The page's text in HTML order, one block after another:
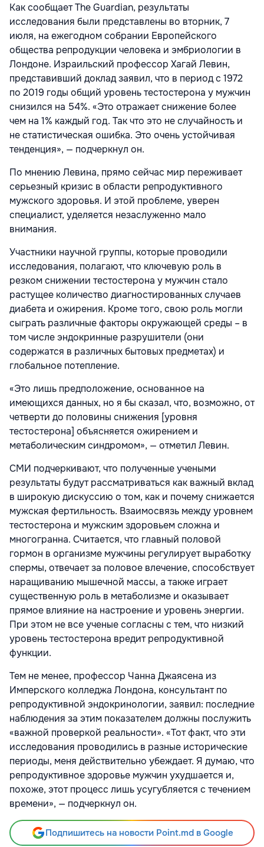
Как сообщает The Guardian, результаты
исследования были представлены во вторник, 7
июля, на ежегодном собрании Европейского
общества репродукции человека и эмбриологии в
Лондоне. Израильский профессор Хагай Левин,
представивший доклад заявил, что в период с 1972
по 2019 годы общий уровень тестостерона у мужчин
снизился на 54%. «Это отражает снижение более
чем на 1% каждый год. Так что это не случайность и
не статистическая ошибка. Это очень устойчивая
тенденция», — подчеркнул он.
По мнению Левина, прямо сейчас мир переживает
серьезный кризис в области репродуктивного
мужского здоровья. И этой проблеме, уверен
специалист, уделяется незаслуженно мало
внимания.
Участники научной группы, которые проводили
исследования, полагают, что ключевую роль в
резком снижении тестостерона у мужчин стало
растущее количество диагностированных случаев
диабета и ожирения. Кроме того, свою роль могли
сыграть различные факторы окружающей среды – в
том числе эндокринные разрушители (они
содержатся в различных бытовых предметах) и
глобальное потепление.
«Это лишь предположение, основанное на
имеющихся данных, но я бы сказал, что, возможно, от
четверти до половины снижения [уровня
тестостерона] объясняется ожирением и
метаболическим синдромом», — отметил Левин.
СМИ подчеркивают, что полученные учеными
результаты будут рассматриваться как важный вклад
в широкую дискуссию о том, как и почему снижается
мужская фертильность. Взаимосвязь между уровнем
тестостерона и мужским здоровьем сложна и
многогранна. Считается, что главный половой
гормон в организме мужчины регулирует выработку
спермы, отвечает за половое влечение, способствует
наращиванию мышечной массы, а также играет
существенную роль в метаболизме и оказывает
прямое влияние на настроение и уровень энергии.
При этом не все ученые согласны с тем, что низкий
уровень тестостерона вредит репродуктивной
функции.
Тем не менее, профессор Чанна Джаясена из
Имперского колледжа Лондона, консультант по
репродуктивной эндокринологии, заявил: последние
наблюдения за этим показателем должны послужить
«важной проверкой реальности». «Тот факт, что эти
исследования проводились в разные исторические
периоды, меня действительно убеждает. Я думаю, что
репродуктивное здоровье мужчин ухудшается и,
похоже, этот процесс лишь усугубляется с течением
времени», — подчеркнул он.
Подпишитесь на новости Point.md в Google